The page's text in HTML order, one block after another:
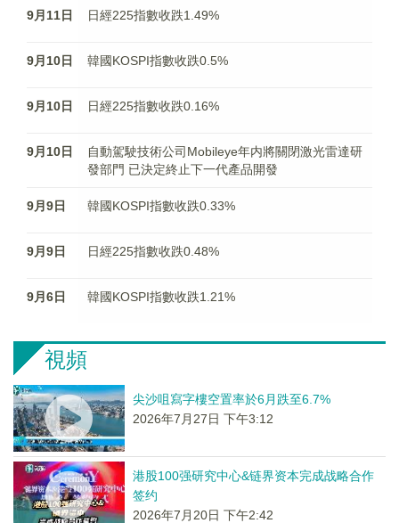
9月11日 日經225指數收跌1.49%
9月10日 韓國KOSPI指數收跌0.5%
9月10日 日經225指數收跌0.16%
9月10日
自動駕駛技術公司Mobileye年内將關閉激光雷達研
發部門 已決定終止下一代產品開發
9月9日 韓國KOSPI指數收跌0.33%
9月9日 日經225指數收跌0.48%
9月6日 韓國KOSPI指數收跌1.21%
視頻
尖沙咀寫字樓空置率於6月跌至6.7%
2026年7月27日 下午3:12
港股100强研究中心&链界资本完成战略合作
签约
2026年7月20日 下午2:42